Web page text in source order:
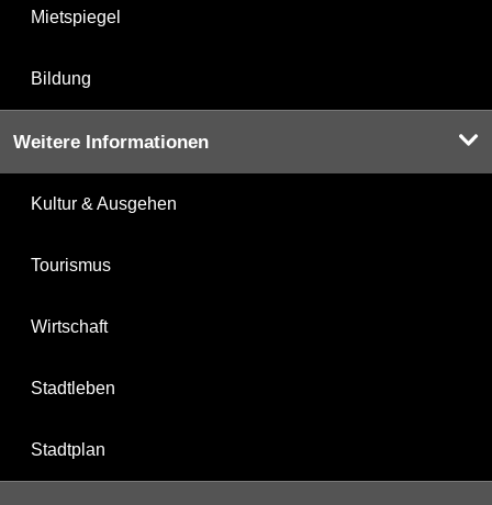
Mietspiegel
Bildung
Weitere Informationen
Kultur & Ausgehen
Tourismus
Wirtschaft
Stadtleben
Stadtplan